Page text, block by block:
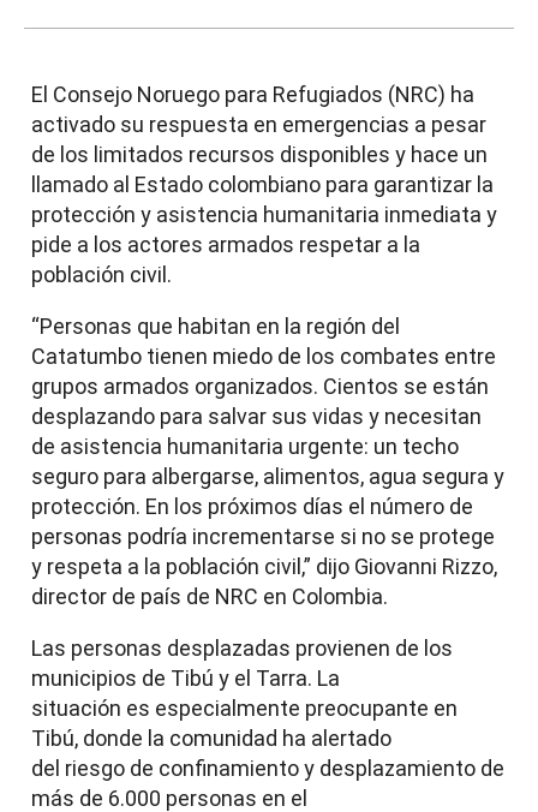
El Consejo Noruego para Refugiados (NRC) ha
activado su respuesta en emergencias a pesar
de los limitados recursos disponibles y hace un
llamado al Estado colombiano para garantizar la
protección y asistencia humanitaria inmediata y
pide a los actores armados respetar a la
población civil.
“Personas que habitan en la región del
Catatumbo tienen miedo de los combates entre
grupos armados organizados. Cientos se están
desplazando para salvar sus vidas y necesitan
de asistencia humanitaria urgente: un techo
seguro para albergarse, alimentos, agua segura y
protección. En los próximos días el número de
personas podría incrementarse si no se protege
y respeta a la población civil,” dijo Giovanni Rizzo,
director de país de NRC en Colombia.
Las personas desplazadas provienen de los
municipios de Tibú y el Tarra. La
situación es especialmente preocupante en
Tibú, donde la comunidad ha alertado
del riesgo de confinamiento y desplazamiento de
más de 6.000 personas en el